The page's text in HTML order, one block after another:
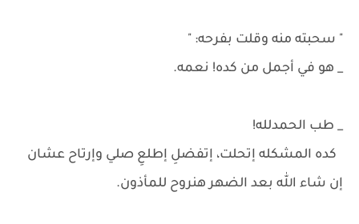
" سحبته منه وقلت بفرحه: "
_ هو في أجمل من كده! نعمه.
_ طب الحمدلله!
كده المشكله إتحلت، إتفضلِ إطلعِ صلي وإرتاح عشان
إن شاء الله بعد الضهر هنروح للمأذون.